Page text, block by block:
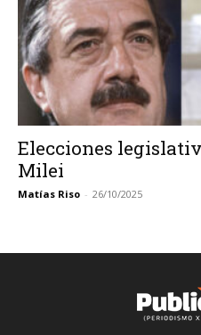
Elecciones
Milei
Matías Riso - 26/10/2025